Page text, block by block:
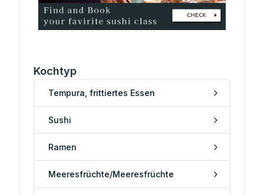
Kochtyp
Tempura, frittiertes Essen
Sushi
Ramen
Meeresfrüchte/Meeresfrüchte